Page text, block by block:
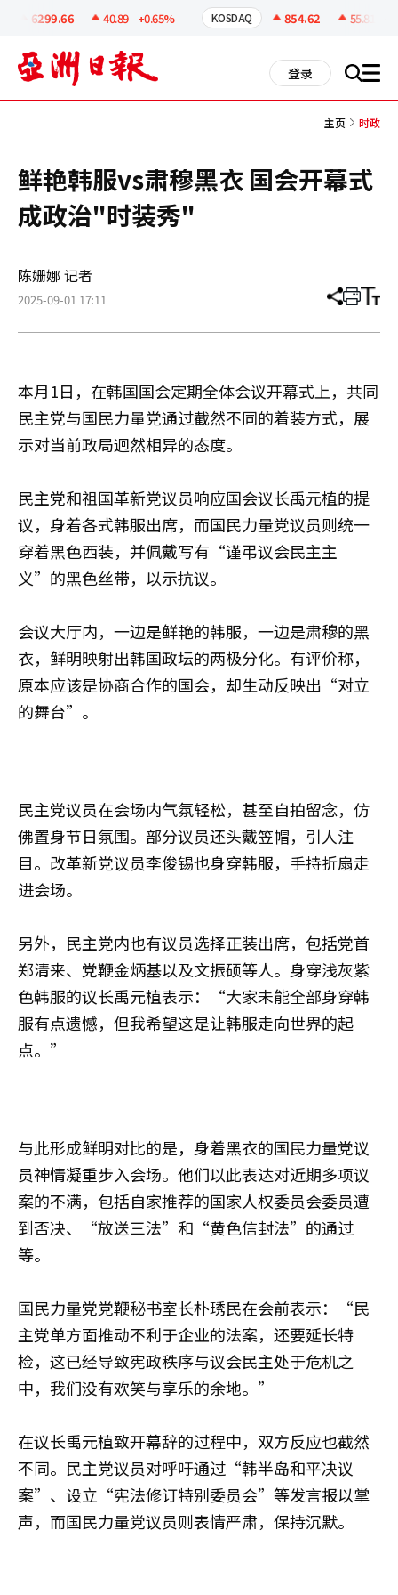
6299.66 40.89 +0.65% KOSDAQ 854.62 55.81
登录 搜 all
主页 时政
鲜艳韩服vs肃穆黑衣 国会开幕式
成政治"时装秀"
陈姗娜 记者
2025-09-01 17:11 分
章
打 调
小
本月1日，在韩国国会定期全体会议开幕式上，共同
民主党与国民力量党通过截然不同的着装方式，展
示对当前政局迥然相异的态度。
民主党和祖国革新党议员响应国会议长禹元植的提
议，身着各式韩服出席，而国民力量党议员则统一
穿着黑色西装，并佩戴写有“谨弔议会民主主
义”的黑色丝带，以示抗议。
会议大厅内，一边是鲜艳的韩服，一边是肃穆的黑
衣，鲜明映射出韩国政坛的两极分化。有评价称，
原本应该是协商合作的国会，却生动反映出“对立
的舞台”。
民主党议员在会场内气氛轻松，甚至自拍留念，仿
佛置身节日氛围。部分议员还头戴笠帽，引人注
目。改革新党议员李俊锡也身穿韩服，手持折扇走
进会场。
另外，民主党内也有议员选择正装出席，包括党首
郑清来、党鞭金炳基以及文振硕等人。身穿浅灰紫
色韩服的议长禹元植表示：“大家未能全部身穿韩
服有点遗憾，但我希望这是让韩服走向世界的起
点。”
与此形成鲜明对比的是，身着黑衣的国民力量党议
员神情凝重步入会场。他们以此表达对近期多项议
案的不满，包括自家推荐的国家人权委员会委员遭
到否决、“放送三法”和“黄色信封法”的通过
等。
国民力量党党鞭秘书室长朴琇民在会前表示：“民
主党单方面推动不利于企业的法案，还要延长特
检，这已经导致宪政秩序与议会民主处于危机之
中，我们没有欢笑与享乐的余地。”
在议长禹元植致开幕辞的过程中，双方反应也截然
不同。民主党议员对呼吁通过“韩半岛和平决议
案”、设立“宪法修订特别委员会”等发言报以掌
声，而国民力量党议员则表情严肃，保持沉默。